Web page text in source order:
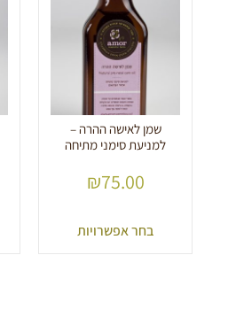
שמן לאישה ההרה –
למניעת סימני מתיחה
₪75.00
בחר אפשרויות